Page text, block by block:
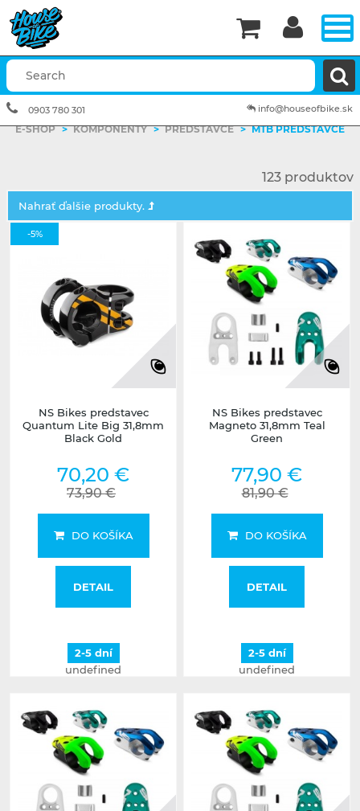
E-SHOP > KOMPONENTY > PREDSTAVCE > MTB PREDSTAVCE
123 produktov
Nahrať ďalšie produkty.
-5%
NS Bikes predstavec
Quantum Lite Big 31,8mm
Black Gold
70,20 €
73,90 €
DO KOŠÍKA
DETAIL
2-5 dní
undefined
NS Bikes predstavec
Magneto 31,8mm Teal
Green
77,90 €
81,90 €
DO KOŠÍKA
DETAIL
2-5 dní
undefined


info@houseofbike.sk
0903 780 301